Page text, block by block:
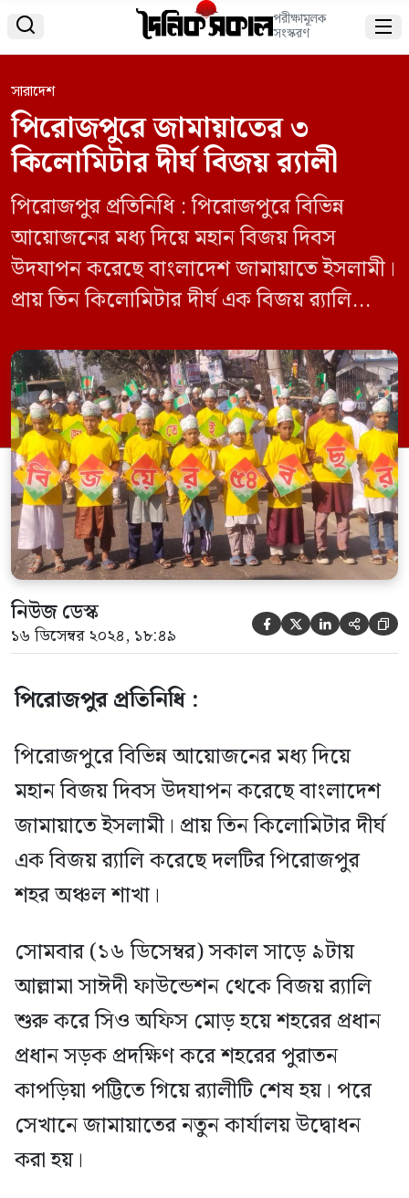
 পরীক্ষামূলক
সংস্করণ 
সারাদেশ
পিরোজপুরে জামায়াতের ৩
কিলোমিটার দীর্ঘ বিজয় র‍্যালী
পিরোজপুর প্রতিনিধি : পিরোজপুরে বিভিন্ন
আয়োজনের মধ্য দিয়ে মহান বিজয় দিবস
উদযাপন করেছে বাংলাদেশ জামায়াতে ইসলামী।
প্রায় তিন কিলোমিটার দীর্ঘ এক বিজয় র‌্যালি
সোমবার (১৬ ডিসেম্বর) সকাল সাড়ে ৯টায়
আল্লামা সাঈদী ফাউন্ডেশন থেকে বিজয় র‌্যালি
শুরু করে সিও অফিস মোড় হয়ে শহরের প্রধান
প্রধান সড়ক প্রদক্ষিণ করে শহরের পুরাতন […]
নিউজ ডেস্ক
১৬ ডিসেম্বর ২০২৪, ১৮:৪৯     
পিরোজপুর প্রতিনিধি :
পিরোজপুরে বিভিন্ন আয়োজনের মধ্য দিয়ে
মহান বিজয় দিবস উদযাপন করেছে বাংলাদেশ
জামায়াতে ইসলামী। প্রায় তিন কিলোমিটার দীর্ঘ
এক বিজয় র‌্যালি করেছে দলটির পিরোজপুর
শহর অঞ্চল শাখা।
সোমবার (১৬ ডিসেম্বর) সকাল সাড়ে ৯টায়
আল্লামা সাঈদী ফাউন্ডেশন থেকে বিজয় র‌্যালি
শুরু করে সিও অফিস মোড় হয়ে শহরের প্রধান
প্রধান সড়ক প্রদক্ষিণ করে শহরের পুরাতন
কাপড়িয়া পট্টিতে গিয়ে র‍্যালীটি শেষ হয়। পরে
সেখানে জামায়াতের নতুন কার্যালয় উদ্বোধন
করা হয়।